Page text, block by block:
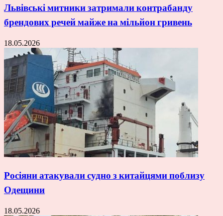
Львівські митники затримали контрабанду
брендових речей майже на мільйон гривень
18.05.2026
Росіяни атакували судно з китайцями поблизу
Одещини
18.05.2026